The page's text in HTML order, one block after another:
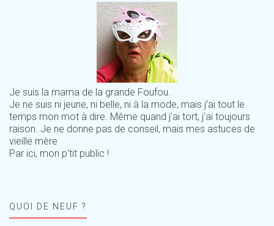
Je suis la mama de la grande Foufou.
Je ne suis ni jeune, ni belle, ni à la mode, mais j'ai tout le
temps mon mot à dire. Même quand j'ai tort, j'ai toujours
raison. Je ne donne pas de conseil, mais mes astuces de
vieille mère
Par ici, mon p'tit public !
QUOI DE NEUF ?